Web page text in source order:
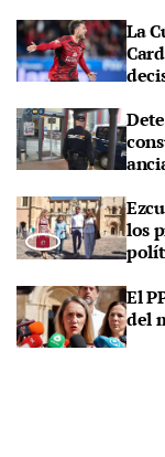
La
los
El
del